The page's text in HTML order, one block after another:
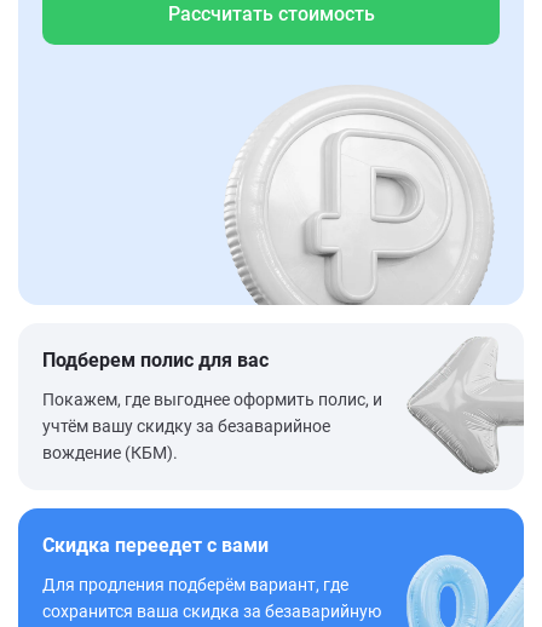
Рассчитать стоимость
Подберем полис для вас
Покажем, где выгоднее оформить полис, и
учтём вашу скидку за безаварийное
вождение (КБМ).
Скидка переедет с вами
Для продления подберём вариант, где
сохранится ваша скидка за безаварийную